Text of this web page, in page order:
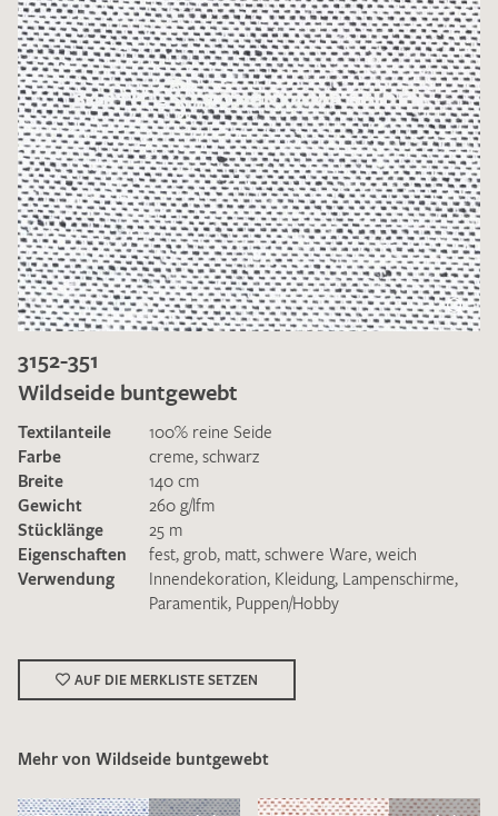
Ich bin damit einverstanden, dass meine angegebenen Daten
zur Beantwortung meiner Musteranfrage genutzt werden.
DieDatenschutzbestimmungenhabe ich zur Kenntnis
3152-351
Wildseide buntgewebt
Textilanteile
100% reine Seide
Farbe
creme, schwarz
Breite
140 cm
Gewicht
260 g/lfm
Stücklänge
25 m
Eigenschaften
fest, grob, matt, schwere Ware, weich
Verwendung
Innendekoration, Kleidung, Lampenschirme,
Paramentik, Puppen/Hobby
AUF DIE MERKLISTE SETZEN
Mehr von Wildseide buntgewebt